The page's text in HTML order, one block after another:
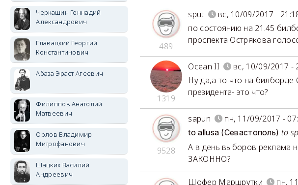
489
sput
вс, 10/09/2017 -
по состоянию на 21.45
проспекта Острякова
1319
Ocean II
вс, 10/09/2017 -
Ну да,а то что на билборде
президента- это что?
9528
sapun пн, 11/09/2017 -
to allusa (Севастополь) to
А в день выборов реклама
ЗАКОННО?
Шофер Маршрутки
пн,
Черкашин Геннадий
Александрович
Главацкий Георгий
Константинович
Абаза Эраст Агеевич
Филиппов Анатолий
Матвеевич
Орлов Владимир
Митрофанович
Шацких Василий
Андреевич